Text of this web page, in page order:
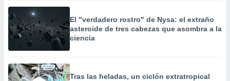
El "verdadero rostro" de Nysa: el extraño
asteroide de tres cabezas que asombra a la
ciencia
Tras las heladas, un ciclón extratropical